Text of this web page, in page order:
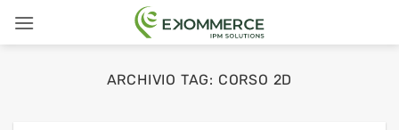
ARCHIVIO TAG: CORSO 2D